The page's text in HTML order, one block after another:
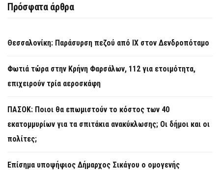
Πρόσφατα άρθρα
Θεσσαλονίκη: Παράσυρση πεζού από ΙΧ στον Δενδροπόταμο
Φωτιά τώρα στην Κρήνη Φαρσάλων, 112 για ετοιμότητα,
επιχειρούν τρία αεροσκάφη
ΠΑΣΟΚ: Ποιοι θα επωμιστούν το κόστος των 40
εκατομμυρίων για τα σπιτάκια ανακύκλωσης; Οι δήμοι και οι
πολίτες;
Επίσημα υποψήφιος Δήμαρχος Σικάγου ο ομογενής